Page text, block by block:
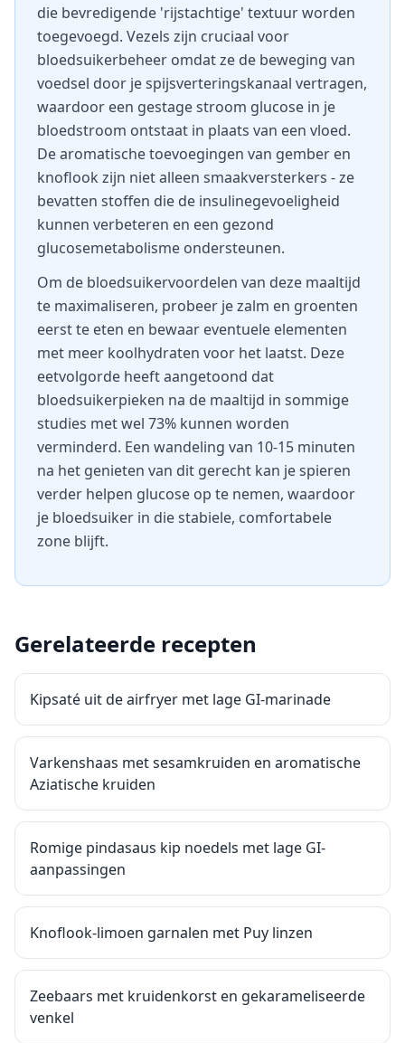
die bevredigende 'rijstachtige' textuur worden
toegevoegd. Vezels zijn cruciaal voor
bloedsuikerbeheer omdat ze de beweging van
voedsel door je spijsverteringskanaal vertragen,
waardoor een gestage stroom glucose in je
bloedstroom ontstaat in plaats van een vloed.
De aromatische toevoegingen van gember en
knoflook zijn niet alleen smaakversterkers - ze
bevatten stoffen die de insulinegevoeligheid
kunnen verbeteren en een gezond
glucosemetabolisme ondersteunen.
Om de bloedsuikervoordelen van deze maaltijd
te maximaliseren, probeer je zalm en groenten
eerst te eten en bewaar eventuele elementen
met meer koolhydraten voor het laatst. Deze
eetvolgorde heeft aangetoond dat
bloedsuikerpieken na de maaltijd in sommige
studies met wel 73% kunnen worden
verminderd. Een wandeling van 10-15 minuten
na het genieten van dit gerecht kan je spieren
verder helpen glucose op te nemen, waardoor
je bloedsuiker in die stabiele, comfortabele
zone blijft.
Gerelateerde recepten
Kipsaté uit de airfryer met lage GI-marinade
Varkenshaas met sesamkruiden en aromatische
Aziatische kruiden
Romige pindasaus kip noedels met lage GI-
aanpassingen
Knoflook-limoen garnalen met Puy linzen
Zeebaars met kruidenkorst en gekarameliseerde
venkel